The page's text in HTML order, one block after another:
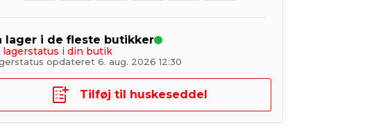
lager i de fleste butikker
lagerstatus i din butik
opdateret 6. aug. 2026 12:30
Tilføj til huskeseddel